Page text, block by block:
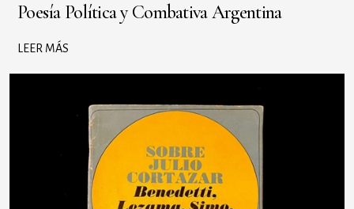
Poesía Política y Combativa Argentina
LEER MÁS